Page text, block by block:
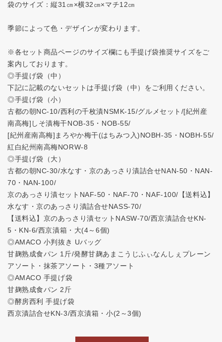
袋のサイズ：縦31㎝×横32㎝×マチ12㎝
季節によって色・デザインが変わります。
※各セット商品ページのサイズ欄にも手提げ袋推奨サイズをご
案内しております。
◎手提げ袋（中）
下記に記載のないセットは手提げ袋（中）をご利用ください。
◎手提げ袋（小）
古都の朝NC-10/西利の千枚漬NSMK-15/グルメセット/[紀州産
南高梅]しそ漬梅干NOB‐35・NOB‐55/
[紀州産南高梅]まろやか梅干(はちみつ入)NOBH‐35・NOBH‐55/
紅白紀州南高梅NORW-8
◎手提げ袋（大）
古都の朝NC-30/水なす・京のあっさり漬詰合せNAN-50・NAN-
70・NAN-100/
京のあっさり漬セットNAF-50・NAF-70・NAF-100/【送料込】
水なす・京のあっさり漬詰合せNASS-70/
【送料込】京のあっさり漬セットNASW-70/西京漬詰合せKN-
5・KN-6/西京漬箱・大(4～6個)
◎AMACO 小判抜き Uバッグ
甘麹熟成食パン 1斤/発酵甘麹あまこうじふぃなんしぇプレーン
アソート・抹茶アソート・3種アソート
◎AMACO 手提げ袋
甘麹熟成食パン 2斤
◎酵房西利 手提げ袋
西京漬詰合せKN-3/西京漬箱・小(2～3個)